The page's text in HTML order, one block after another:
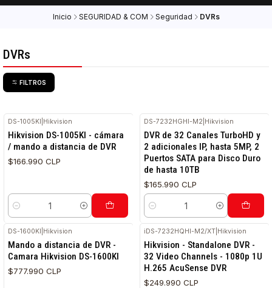
Inicio SEGURIDAD & COM Seguridad DVRs
DVRs
FILTROS
DS-1005KI Hikvision
Hikvision DS-1005KI - cámara
/ mando a distancia de DVR
$166.990 CLP
Cantidad
DS-7232HGHI-M2 Hikvision
DVR de 32 Canales TurboHD y
2 adicionales IP, hasta 5MP, 2
Puertos SATA para Disco Duro
de hasta 10TB
$165.990 CLP
Cantidad
DS-1600KI Hikvision
Mando a distancia de DVR -
Camara Hikvision DS-1600KI
$777.990 CLP
iDS-7232HQHI-M2/XT Hikvision
Hikvision - Standalone DVR -
32 Video Channels - 1080p 1U
H.265 AcuSense DVR
$249.990 CLP